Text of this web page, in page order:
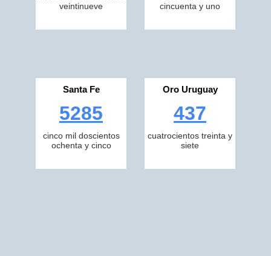
veintinueve
cincuenta y uno
Santa Fe
5285
cinco mil doscientos
ochenta y cinco
Oro Uruguay
437
cuatrocientos treinta y
siete